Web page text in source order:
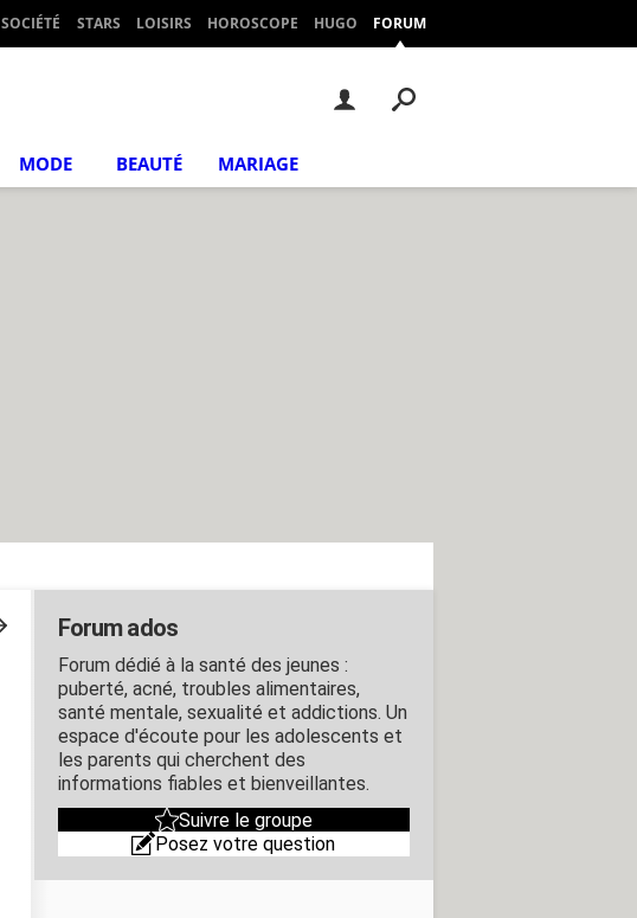
SOCIÉTÉ STARS LOISIRS HOROSCOPE HUGO FORUM
MODE BEAUTÉ MARIAGE
Forum ados
Forum dédié à la santé des jeunes :
puberté, acné, troubles alimentaires,
santé mentale, sexualité et addictions. Un
espace d'écoute pour les adolescents et
les parents qui cherchent des
informations fiables et bienveillantes.
Suivre le groupe
Posez votre question